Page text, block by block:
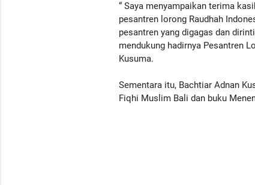
“ Saya menyampaikan terima
pesantren lorong Raudhah
pesantren yang digagas dan
mendukung hadirnya Pesantren
Kusuma.
Sementara itu, Bachtiar Adnan
Fiqhi Muslim Bali dan buku